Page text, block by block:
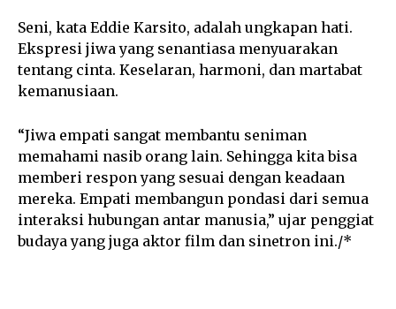
Seni, kata Eddie Karsito, adalah ungkapan hati.
Ekspresi jiwa yang senantiasa menyuarakan
tentang cinta. Keselaran, harmoni, dan martabat
kemanusiaan.
“Jiwa empati sangat membantu seniman
memahami nasib orang lain. Sehingga kita bisa
memberi respon yang sesuai dengan keadaan
mereka. Empati membangun pondasi dari semua
interaksi hubungan antar manusia,” ujar penggiat
budaya yang juga aktor film dan sinetron ini./*